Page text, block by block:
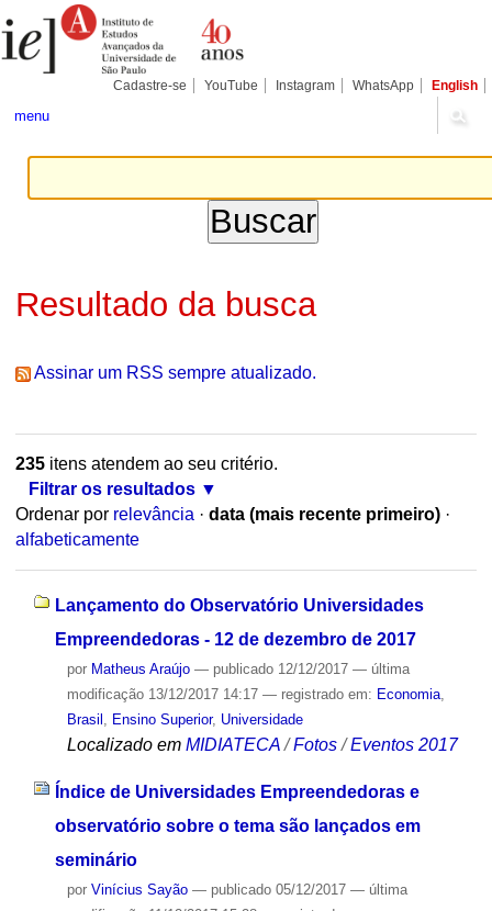
para
conteúdo.
Pessoais
Cadastre-se YouTube Instagram WhatsApp English
menu
Resultado da busca
Assinar um RSS sempre atualizado.
235itens atendem ao seu critério.
Filtrar os resultados
Ordenar por relevância · data (mais recente primeiro) ·
alfabeticamente
Lançamento do Observatório Universidades
Empreendedoras - 12 de dezembro de 2017
por Matheus Araújo — publicado12/12/2017 — última
modificação13/12/2017 14:17 — registrado em: Economia,
Brasil
Ensino Superior, Universidade
Localizado em MIDIATECA /Fotos /Eventos 2017
Índice de Universidades Empreendedoras e
observatório sobre o tema são lançados em
seminário
por Vinícius Sayão — publicado05/12/2017 — última